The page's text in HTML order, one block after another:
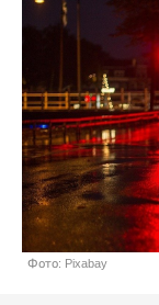
Фото: Pixabay